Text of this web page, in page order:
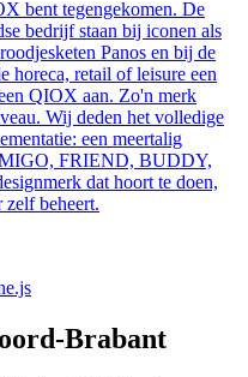
bent tegengekomen. De
bedrijf staan bij iconen als
Panos en bij de
horeca, retail of leisure een
QIOX aan. Zo'n merk
Wij deden het volledige
een meertalig
FRIEND, BUDDY,
dat hoort te doen,
beheert.
Brabant